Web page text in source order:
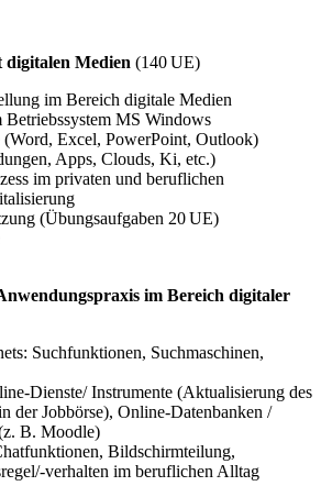
Medien (140 UE)
im Bereich digitale Medien
Betriebssystem MS Windows
Excel, PowerPoint, Outlook)
Apps, Clouds, Ki, etc.)
im privaten und beruflichen
(Übungsaufgaben 20 UE)
im Bereich digitaler
Suchfunktionen, Suchmaschinen,
Dienste/ Instrumente (Aktualisierung des
der Jobbörse), Online-Datenbanken /
B. Moodle)
Bildschirmteilung,
verhalten im beruflichen Alltag